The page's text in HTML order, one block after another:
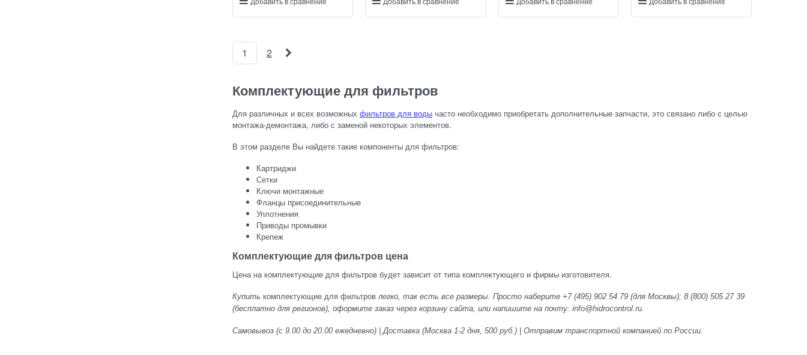
1 2
Комплектующие для фильтров
Для различных и всех возможных фильтров для воды часто необходимо приобретать дополнительные запчасти, это связано либо с целью
монтажа-демонтажа, либо с заменой некоторых элементов.
В этом разделе Вы найдете такие компоненты для фильтров:
Картриджи
Сетки
Ключи монтажные
Фланцы присоединительные
Уплотнения
Приводы промывки
Крепеж
Комплектующие для фильтров цена
Цена на комплектующие для фильтров будет зависит от типа комплектующего и фирмы изготовителя.
Купить комплектующие для фильтров легко, так есть все размеры. Просто наберите +7 (495) 902 54 79 (для Москвы); 8 (800) 505 27 39
(бесплатно для регионов), оформите заказ через корзину сайта, или напишите на почту: info@hidrocontrol.ru.
Самовывоз (с 9.00 до 20.00 ежедневно) | Доставка (Москва 1-2 дня, 500 руб.) | Отправим транспортной компанией по России.